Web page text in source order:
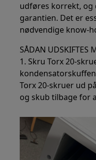
udføres korrekt, og
garantien. Det er
nødvendige know-
SÅDAN UDSKIFTES
1. Skru Torx 20-
Torx 20-skruer ud
og skub tilbage for